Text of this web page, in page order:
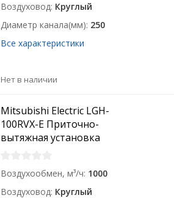
Воздуховод Круглый
Диаметр канала(мм) 250
Все характеристики
Нет в наличии
Mitsubishi Electric LGH-
100RVX-E Приточно-
вытяжная установка
Воздухообмен, м³/ч 1000
Воздуховод Круглый